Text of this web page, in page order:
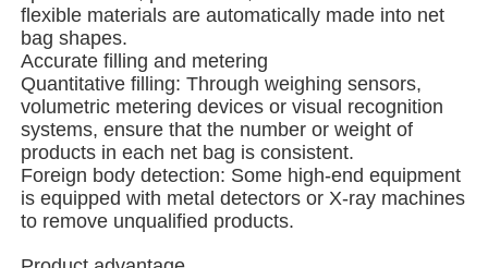
Les affaires
Machines à emballer en rotation
Machine à emballer à plusieurs voies
flexible materials are automatically made into net
bag shapes.
Accurate filling and metering
Quantitative filling: Through weighing sensors,
volumetric metering devices or visual recognition
systems, ensure that the number or weight of
products in each net bag is consistent.
Foreign body detection: Some high-end equipment
is equipped with metal detectors or X-ray machines
to remove unqualified products.